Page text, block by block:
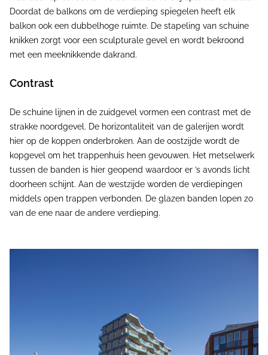
Doordat de balkons om de verdieping spiegelen heeft elk
balkon ook een dubbelhoge ruimte. De stapeling van schuine
knikken zorgt voor een sculpturale gevel en wordt bekroond
met een meeknikkende dakrand.
Contrast
De schuine lijnen in de zuidgevel vormen een contrast met de
strakke noordgevel. De horizontaliteit van de galerijen wordt
hier op de koppen onderbroken. Aan de oostzijde wordt de
kopgevel om het trappenhuis heen gevouwen. Het metselwerk
tussen de banden is hier geopend waardoor er ’s avonds licht
doorheen schijnt. Aan de westzijde worden de verdiepingen
middels open trappen verbonden. De glazen banden lopen zo
van de ene naar de andere verdieping.